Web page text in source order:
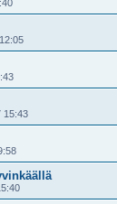
15:43